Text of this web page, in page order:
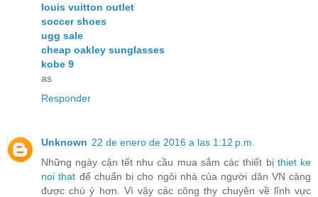
louis vuitton outlet
soccer shoes
ugg sale
cheap oakley sunglasses
kobe 9
as
Responder
Unknown 22 de enero de 2016 a las 1:12 p.m.
Những ngày cận tết nhu cầu mua sắm các thiết bị thiet ke
noi that để chuẩn bị cho ngôi nhà của người dân VN càng
được chú ý hơn. Vì vậy các công thy chuyên về lĩnh vực